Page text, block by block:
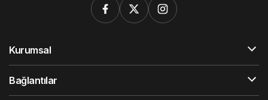
Kurumsal
Bağlantılar